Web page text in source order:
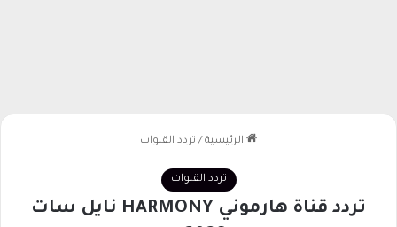
الرئيسية / تردد القنوات
تردد القنوات
تردد قناة هارموني HARMONY نايل سات